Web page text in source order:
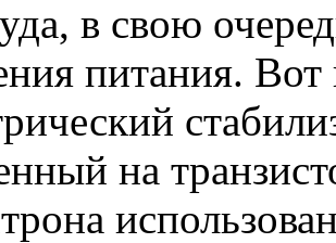
в свою
питания.
на